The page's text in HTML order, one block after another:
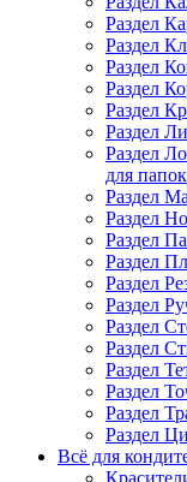
Раздел
Раздел
Раздел
Раздел
Раздел
Раздел
Раздел
для папок
Раздел
Раздел
Раздел
Раздел
Раздел
Раздел
Раздел
Раздел
Раздел
Раздел
Раздел
Раздел
Всё для